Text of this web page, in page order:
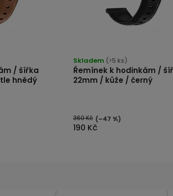
/ šířka
hnědý
Řemínek k hodinkám /
22mm / kůže / černý
je
5,0
z
5
hvězdiček.
Skladem (>5 ks)
190 Kč
360 Kč (–47 %)